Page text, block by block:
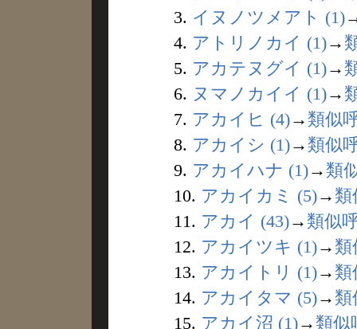
3. イヌノツメアト (1)
4. アトリノカイ (1)→
5. アカテヌグイ (1)→
6. ヌマノカイイ (1)→
7. アカイヒ (4)→ 類似
8. アカイシ (1)→ 類似
9. アカイハナ (1)→ 類
10. アカイカミ (5)→ 類
11. アカイ (43)→ 類似
12. アカイツキ (1)→ 類
13. アカイトリ (1)→ 類
14. アカイタマ (5)→ 類
15. アカイ沼 (1)→ 類似